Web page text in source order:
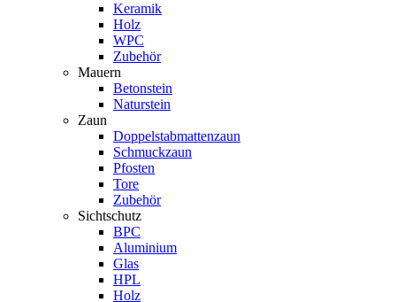
Keramik
Holz
WPC
Zubehör
Mauern
Betonstein
Naturstein
Zaun
Doppelstabmattenzaun
Schmuckzaun
Pfosten
Tore
Zubehör
Sichtschutz
BPC
Aluminium
Glas
HPL
Holz